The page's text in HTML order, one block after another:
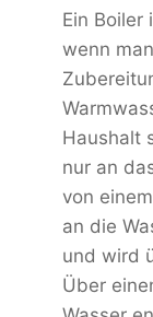
Ein Boiler
wenn
Haushalt
nur an
von
an die
und wird
Über